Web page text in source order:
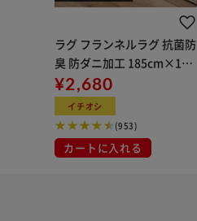
ラグ フランネルラグ 抗菌防
臭 防ダニ加工 185cm×185
cm 2畳 ベージュ FNR-RC-1
818
¥2,680
イチオシ
(953)
カートに入れる